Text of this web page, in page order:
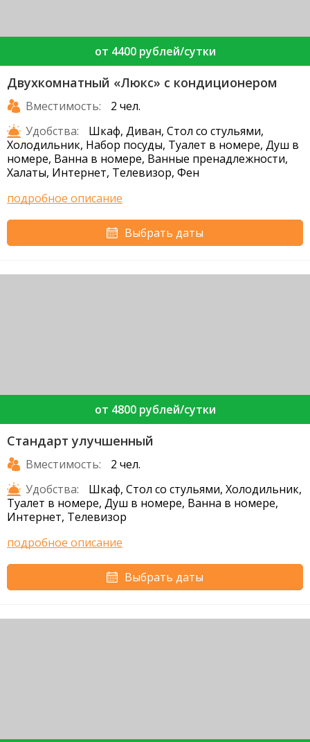
от 4400 рублей/сутки
Двухкомнатный «Люкс» с кондиционером
Вместимость:
2 чел.
Удобства:
Шкаф, Диван, Стол со стульями,
Холодильник, Набор посуды, Туалет в номере, Душ в
номере, Ванна в номере, Ванные пренадлежности,
Халаты, Интернет, Телевизор, Фен
подробное описание
Выбрать даты
от 4800 рублей/сутки
Стандарт улучшенный
Вместимость:
2 чел.
Удобства:
Шкаф, Стол со стульями, Холодильник,
Туалет в номере, Душ в номере, Ванна в номере,
Интернет, Телевизор
подробное описание
Выбрать даты